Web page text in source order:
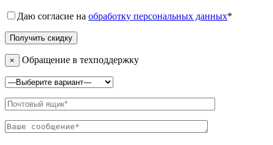
Даю согласие на обработку персональных данных*
× Обращение в техподдержку